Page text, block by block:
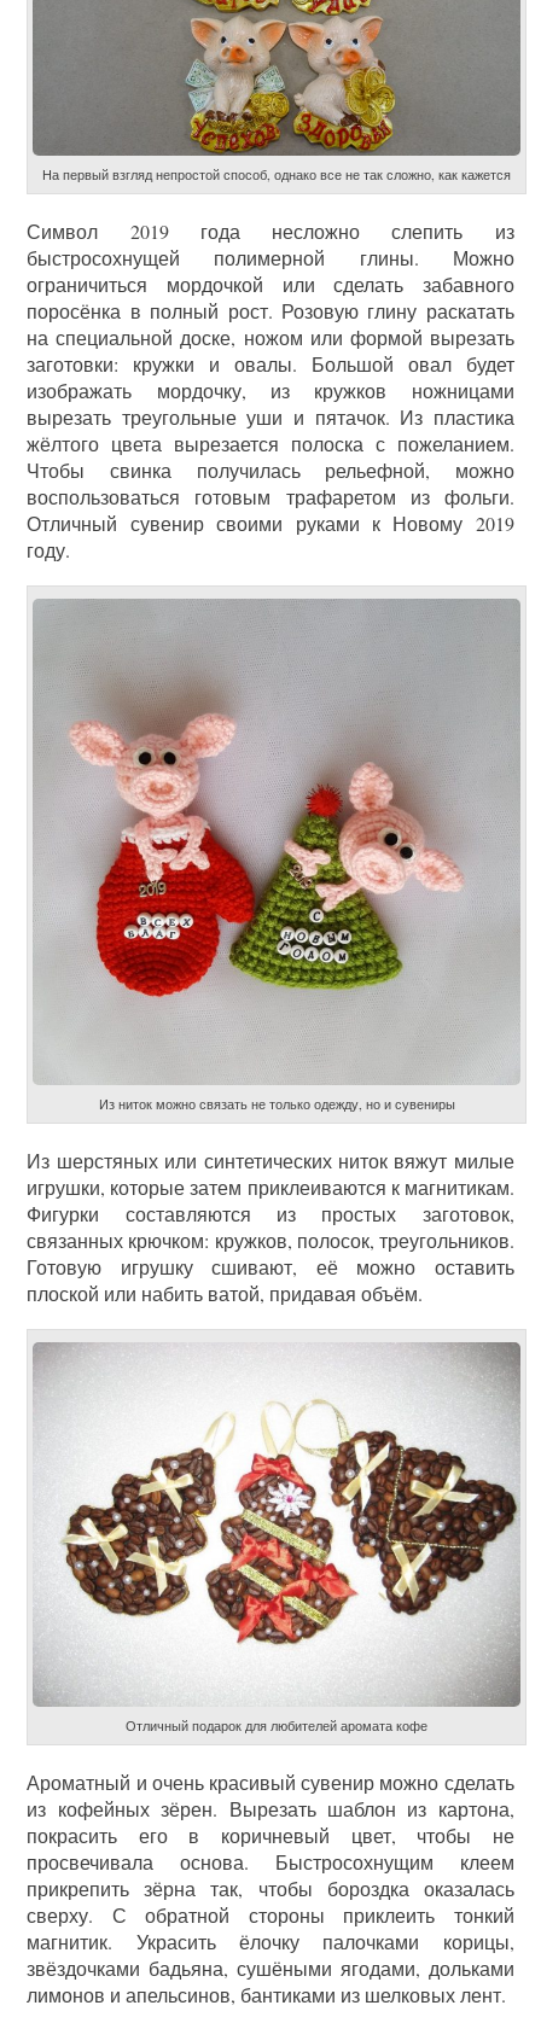
На первый взгляд непростой способ, однако все не так сложно, как кажется
Символ 2019 года несложно слепить из
быстросохнущей полимерной глины. Можно
ограничиться мордочкой или сделать забавного
поросёнка в полный рост. Розовую глину раскатать
на специальной доске, ножом или формой вырезать
заготовки: кружки и овалы. Большой овал будет
изображать мордочку, из кружков ножницами
вырезать треугольные уши и пятачок. Из пластика
жёлтого цвета вырезается полоска с пожеланием.
Чтобы свинка получилась рельефной, можно
воспользоваться готовым трафаретом из фольги.
Отличный сувенир своими руками к Новому 2019
году.
Из ниток можно связать не только одежду, но и сувениры
Из шерстяных или синтетических ниток вяжут милые
игрушки, которые затем приклеиваются к магнитикам.
Фигурки составляются из простых заготовок,
связанных крючком: кружков, полосок, треугольников.
Готовую игрушку сшивают, её можно оставить
плоской или набить ватой, придавая объём.
Отличный подарок для любителей аромата кофе
Ароматный и очень красивый сувенир можно сделать
из кофейных зёрен. Вырезать шаблон из картона,
покрасить его в коричневый цвет, чтобы не
просвечивала основа. Быстросохнущим клеем
прикрепить зёрна так, чтобы бороздка оказалась
сверху. С обратной стороны приклеить тонкий
магнитик. Украсить ёлочку палочками корицы,
звёздочками бадьяна, сушёными ягодами, дольками
лимонов и апельсинов, бантиками из шелковых лент.